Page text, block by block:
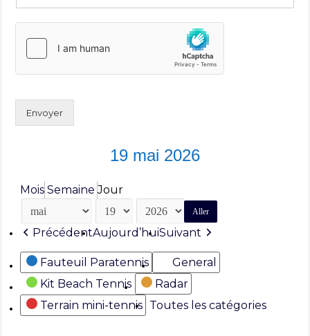
Envoyer
19 mai 2026
Mois Semaine Jour
Mois
Jour
Année
PrécédentAujourd’huiSuivant
Catégories
Fauteuil Paratennis
General
Kit Beach Tennis
Radar
Terrain mini-tennis Toutes les catégories